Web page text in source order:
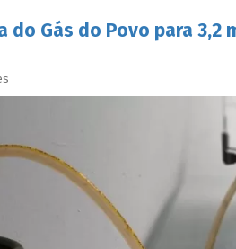
Gás do Povo para 3,2